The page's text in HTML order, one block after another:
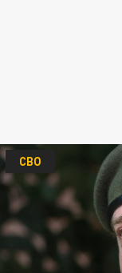
СВО